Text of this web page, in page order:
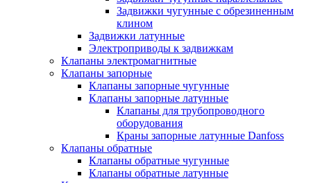
Задвижки чугунные с обрезиненным
клином
Задвижки латунные
Электроприводы к задвижкам
Клапаны электромагнитные
Клапаны запорные
Клапаны запорные чугунные
Клапаны запорные латунные
Клапаны для трубопроводного
оборудования
Краны запорные латунные Danfoss
Клапаны обратные
Клапаны обратные чугунные
Клапаны обратные латунные